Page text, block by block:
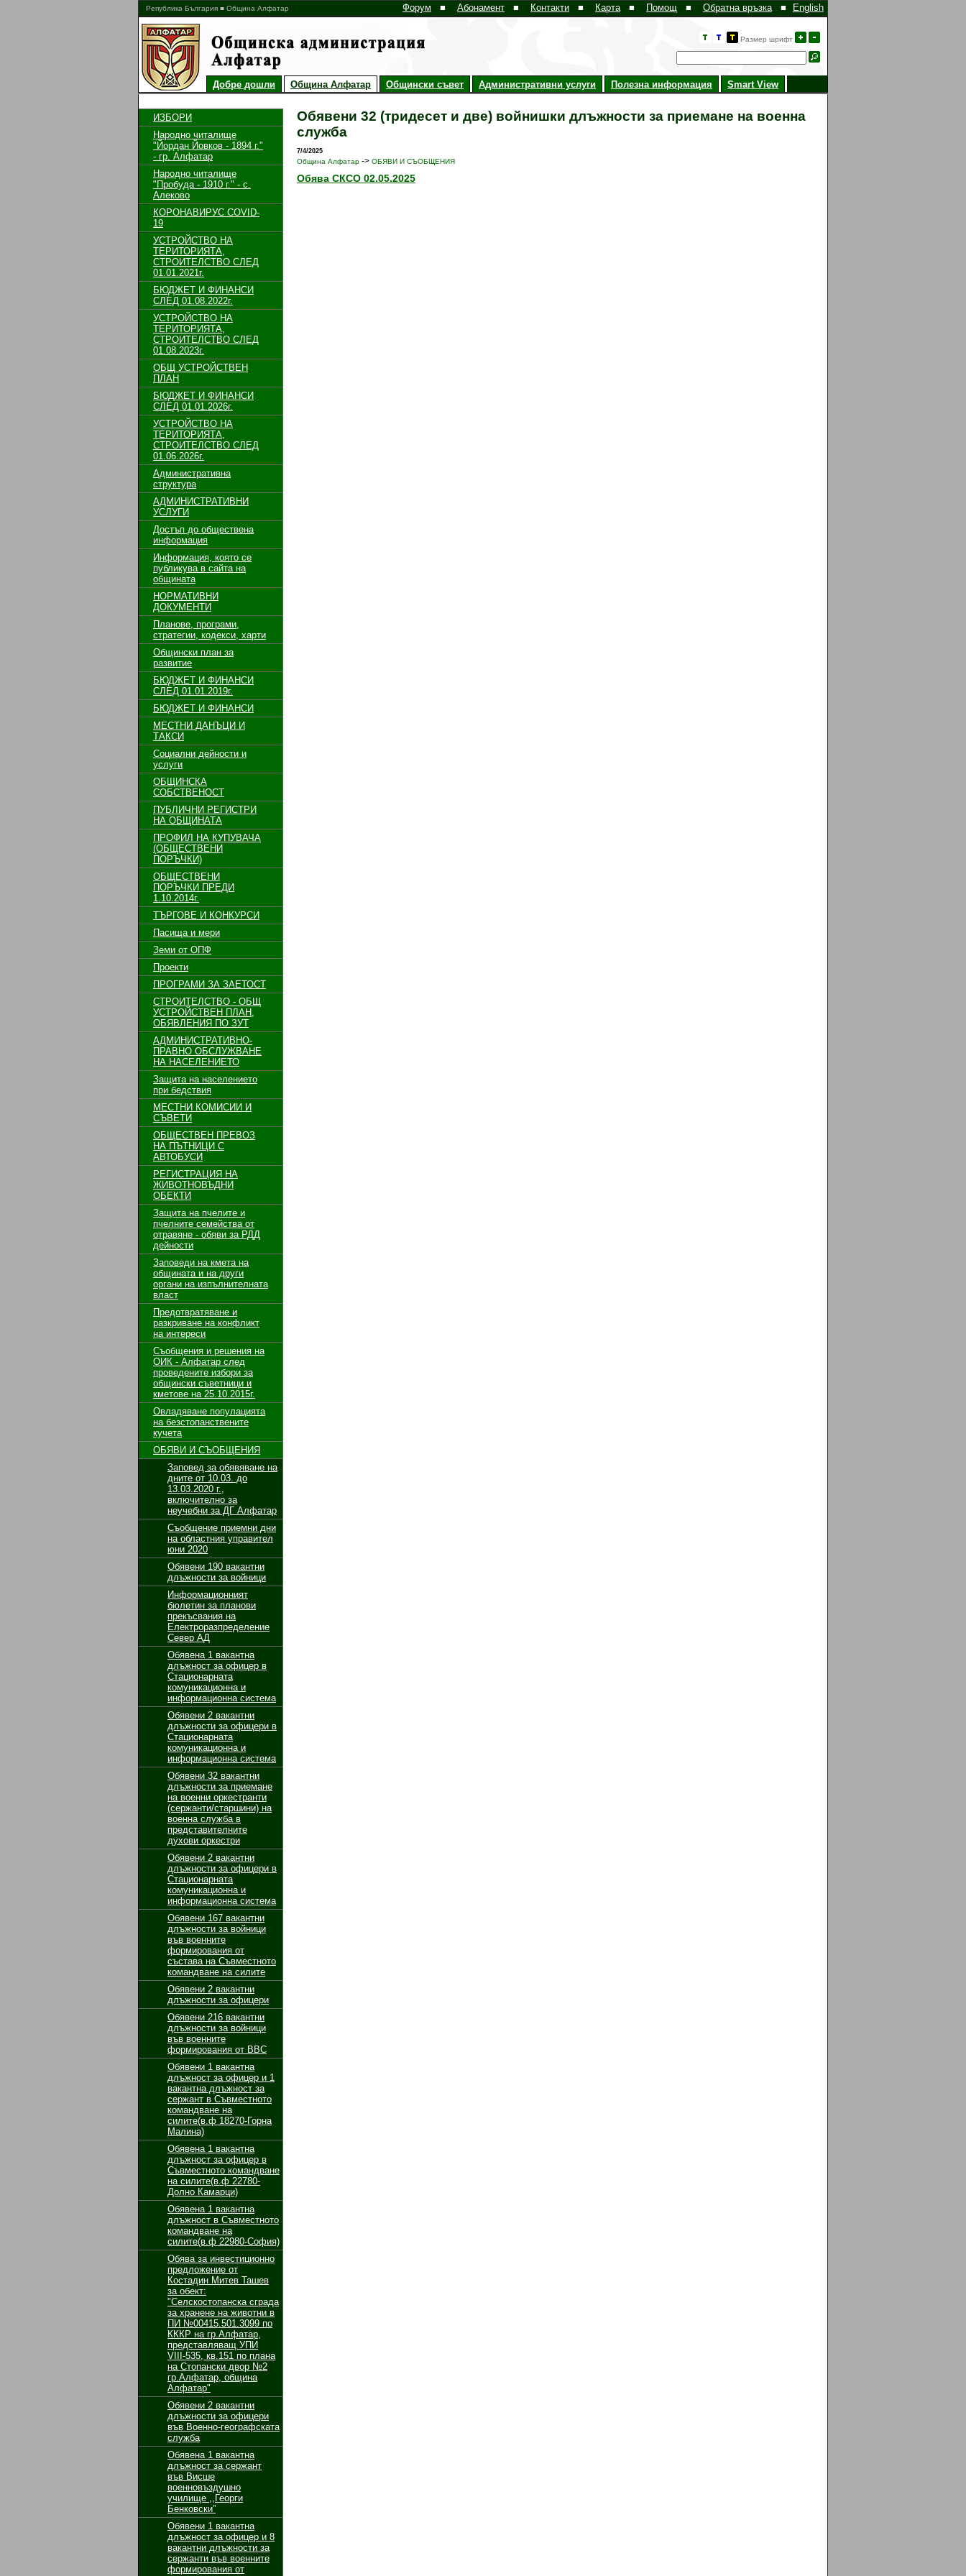
Република България ■ Община Алфатар English
Форум ■ Абонамент ■ Контакти ■ Карта ■ Помощ ■ Обратна връзка ■
Размер шрифт
Добре дошли Община Алфатар Общински съвет Административни услуги Полезна информация Smart View
ИЗБОРИ
Народно читалище
"Йордан Йовков - 1894 г."
- гр. Алфатар
Народно читалище
"Пробуда - 1910 г." - с.
Алеково
КОРОНАВИРУС COVID-
19
УСТРОЙСТВО НА
ТЕРИТОРИЯТА,
СТРОИТЕЛСТВО СЛЕД
01.01.2021г.
БЮДЖЕТ И ФИНАНСИ
СЛЕД 01.08.2022г.
УСТРОЙСТВО НА
ТЕРИТОРИЯТА,
СТРОИТЕЛСТВО СЛЕД
01.08.2023г.
ОБЩ УСТРОЙСТВЕН
ПЛАН
БЮДЖЕТ И ФИНАНСИ
СЛЕД 01.01.2026г.
УСТРОЙСТВО НА
ТЕРИТОРИЯТА,
СТРОИТЕЛСТВО СЛЕД
01.06.2026г.
Административна
структура
АДМИНИСТРАТИВНИ
УСЛУГИ
Достъп до обществена
информация
Информация, която се
публикува в сайта на
общината
НОРМАТИВНИ
ДОКУМЕНТИ
Планове, програми,
стратегии, кодекси, харти
Общински план за
развитие
БЮДЖЕТ И ФИНАНСИ
СЛЕД 01.01.2019г.
БЮДЖЕТ И ФИНАНСИ
МЕСТНИ ДАНЪЦИ И
ТАКСИ
Социални дейности и
услуги
ОБЩИНСКА
СОБСТВЕНОСТ
ПУБЛИЧНИ РЕГИСТРИ
НА ОБЩИНАТА
ПРОФИЛ НА КУПУВАЧА
(ОБЩЕСТВЕНИ
ПОРЪЧКИ)
ОБЩЕСТВЕНИ
ПОРЪЧКИ ПРЕДИ
1.10.2014г.
ТЪРГОВЕ И КОНКУРСИ
Пасища и мери
Земи от ОПФ
Проекти
ПРОГРАМИ ЗА ЗАЕТОСТ
СТРОИТЕЛСТВО - ОБЩ
УСТРОЙСТВЕН ПЛАН,
ОБЯВЛЕНИЯ ПО ЗУТ
АДМИНИСТРАТИВНО-
ПРАВНО ОБСЛУЖВАНЕ
НА НАСЕЛЕНИЕТО
Защита на населението
при бедствия
МЕСТНИ КОМИСИИ И
СЪВЕТИ
ОБЩЕСТВЕН ПРЕВОЗ
НА ПЪТНИЦИ С
АВТОБУСИ
РЕГИСТРАЦИЯ НА
ЖИВОТНОВЪДНИ
ОБЕКТИ
Защита на пчелите и
пчелните семейства от
отравяне - обяви за РДД
дейности
Заповеди на кмета на
общината и на други
органи на изпълнителната
власт
Предотвратяване и
разкриване на конфликт
на интереси
Съобщения и решения на
ОИК - Алфатар след
проведените избори за
общински съветници и
кметове на 25.10.2015г.
Овладяване популацията
на безстопанствените
кучета
ОБЯВИ И СЪОБЩЕНИЯ
Заповед за обявяване на
дните от 10.03. до
13.03.2020 г.,
включително за
неучебни за ДГ Алфатар
Съобщение приемни дни
на областния управител
юни 2020
Обявени 190 вакантни
длъжности за войници
Информационният
бюлетин за планови
прекъсвания на
Електроразпределение
Север АД
Обявенa 1 вакантнa
длъжност за офицер в
Стационарната
комуникационна и
информационна система
Обявени 2 вакантни
длъжности за офицери в
Стационарната
комуникационна и
информационна система
Обявени 32 вакантни
длъжности за приемане
на военни оркестранти
(сержанти/старшини) на
военна служба в
представителните
духови оркестри
Обявени 2 вакантни
длъжности за офицери в
Стационарната
комуникационна и
информационна система
Обявени 167 вакантни
длъжности за войници
във военните
формирования от
състава на Съвместното
командване на силите
Обявени 2 вакантни
длъжности за oфицери
Обявени 216 вакантни
длъжности за войници
във военните
формирования от ВВС
Обявени 1 вакантнa
длъжност за oфицер и 1
вакантнa длъжност за
сержант в Съвместното
командване на
силите(в.ф 18270-Горна
Малина)
Обявенa 1 вакантнa
длъжност за oфицер в
Съвместното командване
на силите(в.ф 22780-
Долно Камарци)
Обявенa 1 вакантнa
длъжност в Съвместното
командване на
силите(в.ф 22980-София)
Обява за инвестиционно
предложение от
Костадин Митев Ташев
за обект:
"Селскостопанска сграда
за хранене на животни в
ПИ №00415.501.3099 по
КККР на гр.Алфатар,
представляващ УПИ
VІІІ-535, кв.151 по плана
на Стопански двор №2
гр.Алфатар, община
Алфатар"
Обявени 2 вакантни
длъжности за oфицери
във Военно-географската
служба
Обявенa 1 вакантнa
длъжност за сержант
във Висше
военновъздушно
училище ,,Георги
Бенковски”
Обявени 1 вакантнa
длъжност за oфицер и 8
вакантни длъжности за
сержанти във военните
формирования от
Обявени 32 (тридесет и две) войнишки длъжности за приемане на военна
служба
7/4/2025
Община Алфатар -> ОБЯВИ И СЪОБЩЕНИЯ
Обява СКСО 02.05.2025